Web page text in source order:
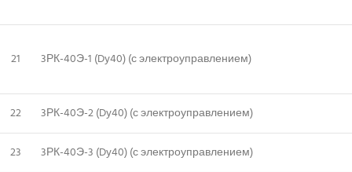
21 3РК-40Э-1 (Dy40) (с электроуправлением)
22 3РК-40Э-2 (Dy40) (с электроуправлением)
23 3РК-40Э-3 (Dy40) (с электроуправлением)